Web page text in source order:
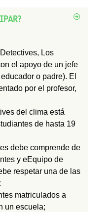
Los
el apoyo de un jefe
educador o padre). El
por el profesor,
del clima está
de hasta 19
debe comprende de
y eEquipo de
respetar una de las
matriculados a
un escuela;